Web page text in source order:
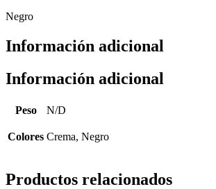
Negro
Información adicional
Información adicional
Peso N/D
Colores Crema, Negro
Productos relacionados